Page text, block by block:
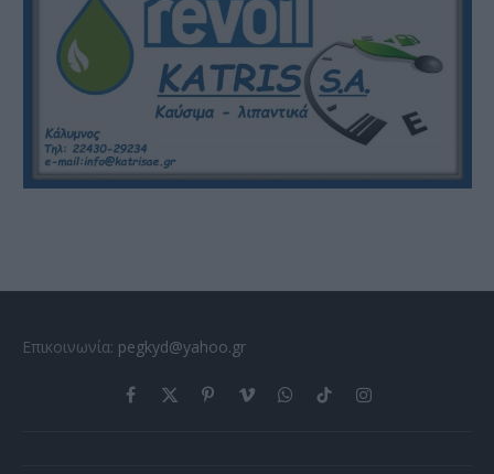
Επικοινωνία: pegkyd@yahoo.gr
Facebook
X
PinterestVimeoWhatsApp
TikTokInstagram